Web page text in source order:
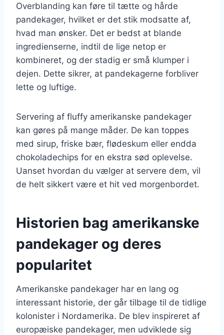
Overblanding kan føre til tætte og hårde
pandekager, hvilket er det stik modsatte af,
hvad man ønsker. Det er bedst at blande
ingredienserne, indtil de lige netop er
kombineret, og der stadig er små klumper i
dejen. Dette sikrer, at pandekagerne forbliver
lette og luftige.
Servering af fluffy amerikanske pandekager
kan gøres på mange måder. De kan toppes
med sirup, friske bær, flødeskum eller endda
chokoladechips for en ekstra sød oplevelse.
Uanset hvordan du vælger at servere dem, vil
de helt sikkert være et hit ved morgenbordet.
Historien bag amerikanske
pandekager og deres
popularitet
Amerikanske pandekager har en lang og
interessant historie, der går tilbage til de tidlige
kolonister i Nordamerika. De blev inspireret af
europæiske pandekager, men udviklede sig